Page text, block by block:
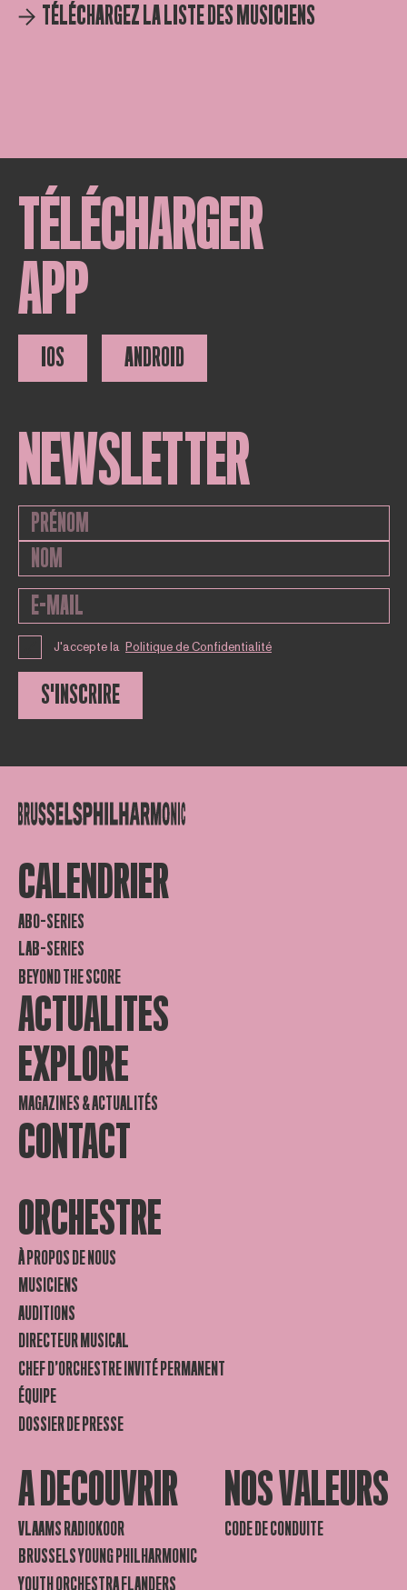
TÉLÉCHARGEZ LA LISTE DES MUSICIENS
TÉLÉCHARGER
APP
IOS ANDROID
NEWSLETTER
J'accepte la Politique de Confidentialité
S'INSCRIRE
CALENDRIER
ABO-SERIES
LAB-SERIES
BEYOND THE SCORE
ACTUALITES
EXPLORE
MAGAZINES & ACTUALITÉS
CONTACT
ORCHESTRE
À PROPOS DE NOUS
MUSICIENS
AUDITIONS
DIRECTEUR MUSICAL
CHEF D’ORCHESTRE INVITÉ PERMANENT
ÉQUIPE
DOSSIER DE PRESSE
A DECOUVRIR
VLAAMS RADIOKOOR
BRUSSELS YOUNG PHILHARMONIC
YOUTH ORCHESTRA FLANDERS
NOS VALEURS
CODE DE CONDUITE